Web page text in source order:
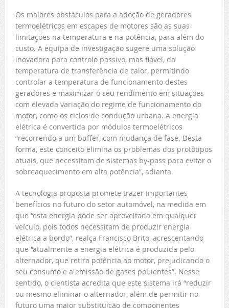
Os maiores obstáculos para a adoção de geradores
termoelétricos em escapes de motores são as suas
limitações na temperatura e na potência, para além do
custo. A equipa de investigação sugere uma solução
inovadora para controlo passivo, mas fiável, da
temperatura de transferência de calor, permitindo
controlar a temperatura de funcionamento destes
geradores e maximizar o seu rendimento em situações
com elevada variação do regime de funcionamento do
motor, como os ciclos de condução urbana. A energia
elétrica é convertida por módulos termoelétricos
“recorrendo a um buffer, com mudança de fase. Desta
forma, este conceito elimina os problemas dos protótipos
atuais, que necessitam de sistemas by-pass para evitar o
sobreaquecimento em alta potência”, adianta.
A tecnologia proposta promete trazer importantes
benefícios no futuro do setor automóvel, na medida em
que “esta energia pode ser aproveitada em qualquer
veículo, pois todos necessitam de produzir energia
elétrica a bordo”, realça Francisco Brito, acrescentando
que “atualmente a energia elétrica é produzida pelo
alternador, que retira potência ao motor, prejudicando o
seu consumo e a emissão de gases poluentes”. Nesse
sentido, o cientista acredita que este sistema irá “reduzir
ou mesmo eliminar o alternador, além de permitir no
futuro uma maior substituição de componentes